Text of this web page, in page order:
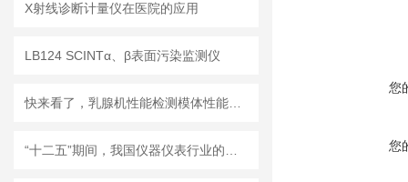
X射线诊断计量仪在医院的应用
LB124 SCINTα、β表面污染监测仪
您
您